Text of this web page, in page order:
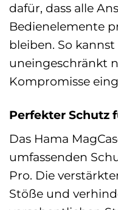
dafür, dass alle
Bedienelemente
bleiben. So
uneingeschränkt
Kompromisse
Perfekter Schutz
Das Hama
umfassenden
Pro. Die
Stöße und